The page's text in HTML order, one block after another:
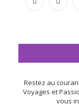
Restez au
Voyages et
vous